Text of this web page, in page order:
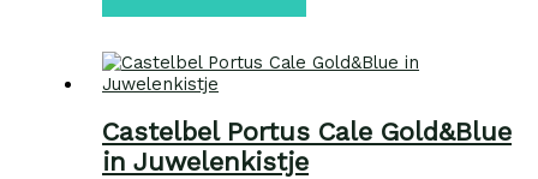
Castelbel Portus Cale Gold&Blue
in Juwelenkistje